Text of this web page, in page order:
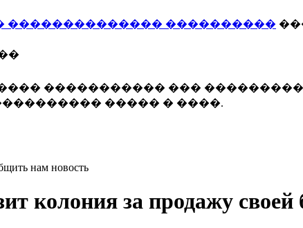
�������������� ����������
����������� ���
����� � ����.
нам новость
колония за продажу